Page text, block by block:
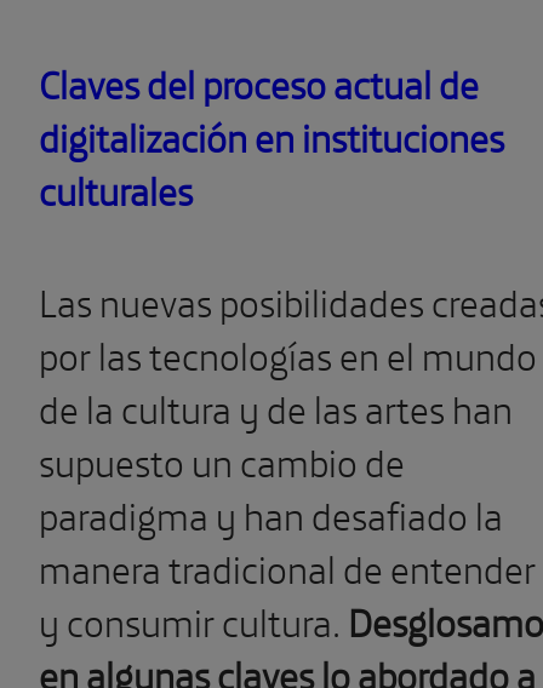
Claves del proceso actual de
digitalización en instituciones
culturales
Las nuevas posibilidades
por las tecnologías en el mundo
de la cultura y de las artes han
supuesto un cambio de
paradigma y han desafiado la
manera tradicional de entender
y consumir cultura.
en algunas claves lo abordadoa